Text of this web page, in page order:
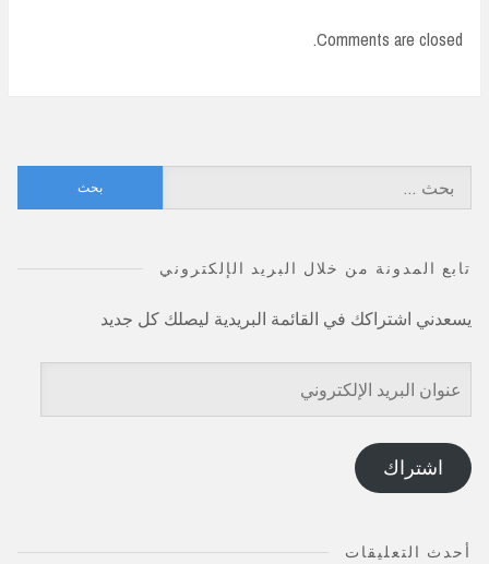
Comments are closed.
عن:
تابع المدونة من خلال البريد الإلكتروني
يسعدني اشتراكك في القائمة البريدية ليصلك كل جديد
عنوان
البريد
الإلكتروني
اشتراك
أحدث التعليقات